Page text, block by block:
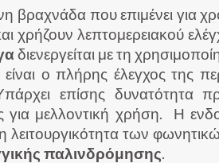
βραχνάδα που επιμένει
λεπτομερειακού
διενεργείται με τη
ο πλήρης έλεγχος της
επίσης δυνατότητα
για μελλοντική χρήση. Η
λειτουργικότητα των
παλινδρόμησης.